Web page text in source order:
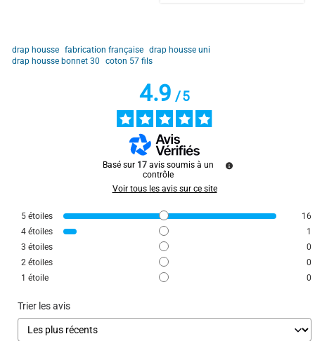
Signaler
/5
Excellente qualité à prix raisonnable
, suite à une expérience du
5/5
Avis vérifié
Très bonne qualité
Avis du14/03/2026 , suite à une expérience du
drap housse fabrication française drap housse uni
drap housse bonnet 30
coton 57 fils
4.9/5
Basé sur 17 avis soumis à un
contrôle
Voir tous les avis sur ce site
5 étoiles
16
4 étoiles
1
3 étoiles
0
2 étoiles
0
1 étoile 0
Trier les avis